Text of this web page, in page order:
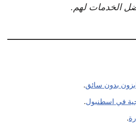
الخدمات لهم.
بدون سائق.
في اسطنبول.
.